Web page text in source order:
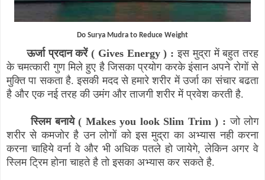
Do Surya Mudra to Reduce Weight
ऊर्जा प्रदान करें ( Gives Energy ) : इस मुद्रा में बहुत तरह
के चमत्कारी गुण मिले हुए है जिसका प्रयोग करके इंसान अपने रोगों से
मुक्ति पा सकता है. इसकी मदद से हमारे शरीर में उर्जा का संचार बढता
है और एक नई तरह की उमंग और ताजगी शरीर में प्रवेश करती है.
स्लिम बनाये ( Makes you look Slim Trim ) : जो लोग
शरीर से कमजोर है उन लोगों को इस मुद्रा का अभ्यास नही करना
करना चाहिये वर्ना वे और भी अधिक पतले हो जायेगे,लेकिन अगर वे
स्लिम ट्रिम होना चाहते है तो इसका अभ्यास कर सकते है.